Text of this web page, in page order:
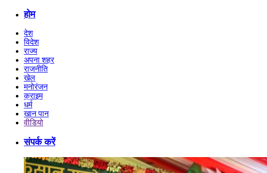
होम
देश
विदेश
राज्य
अपना शहर
राजनीति
खेल
मनोरंजन
क्राइम
धर्म
खान पान
वीडियो
संपर्क करें